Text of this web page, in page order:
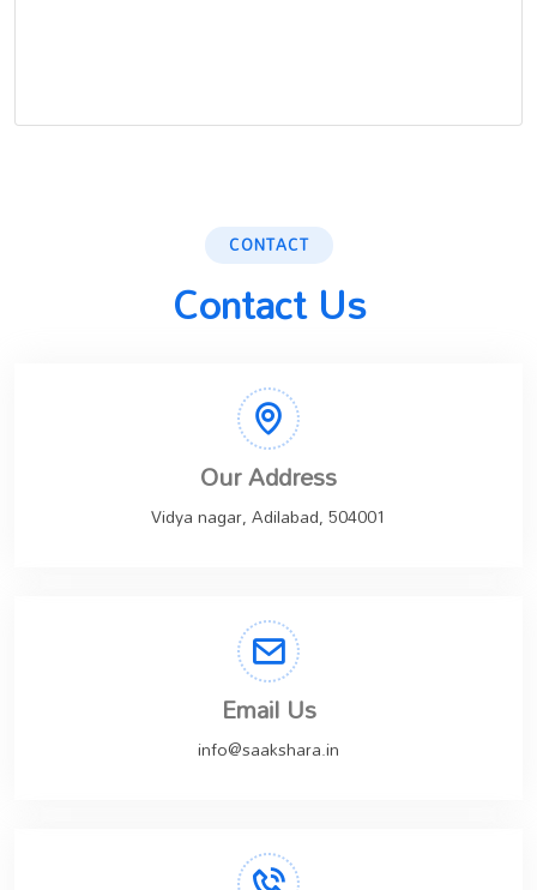
CONTACT
Contact Us
Our Address
Vidya nagar, Adilabad, 504001
Email Us
info@saakshara.in